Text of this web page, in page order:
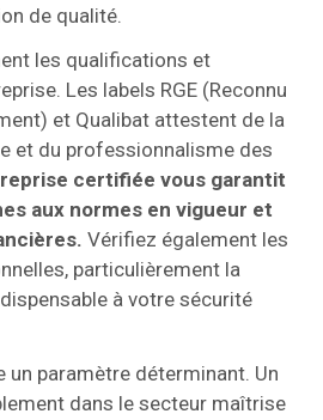
de qualité.
les qualifications et
Les labels RGE (Reconnu
et Qualibat attestent de la
et du professionnalisme des
certifiée vous garantit
aux normes en vigueur et
Vérifiez également les
particulièrement la
à votre sécurité
un paramètre déterminant. Un
dans le secteur maîtrise